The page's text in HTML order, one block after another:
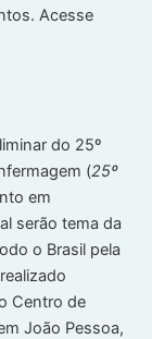
Acesse
do 25º
(25º
em
serão tema da
o Brasil pela
Centro de
João Pessoa,